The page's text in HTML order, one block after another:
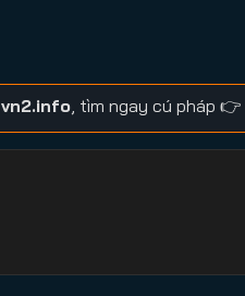
vn2.info, tìm ngay cú pháp 👉